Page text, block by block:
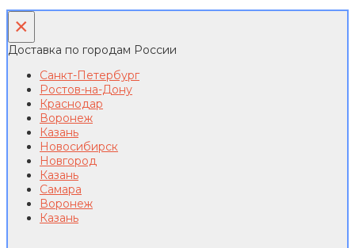
×
Доставка по городам России
Санкт-Петербург
Ростов-на-Дону
Краснодар
Воронеж
Казань
Новосибирск
Новгород
Казань
Самара
Воронеж
Казань